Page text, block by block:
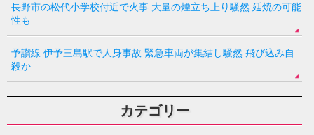
長野市の松代小学校付近で火事 大量の煙立ち上り騒然 延焼の可能
性も
予讃線 伊予三島駅で人身事故 緊急車両が集結し騒然 飛び込み自
殺か
カテゴリー